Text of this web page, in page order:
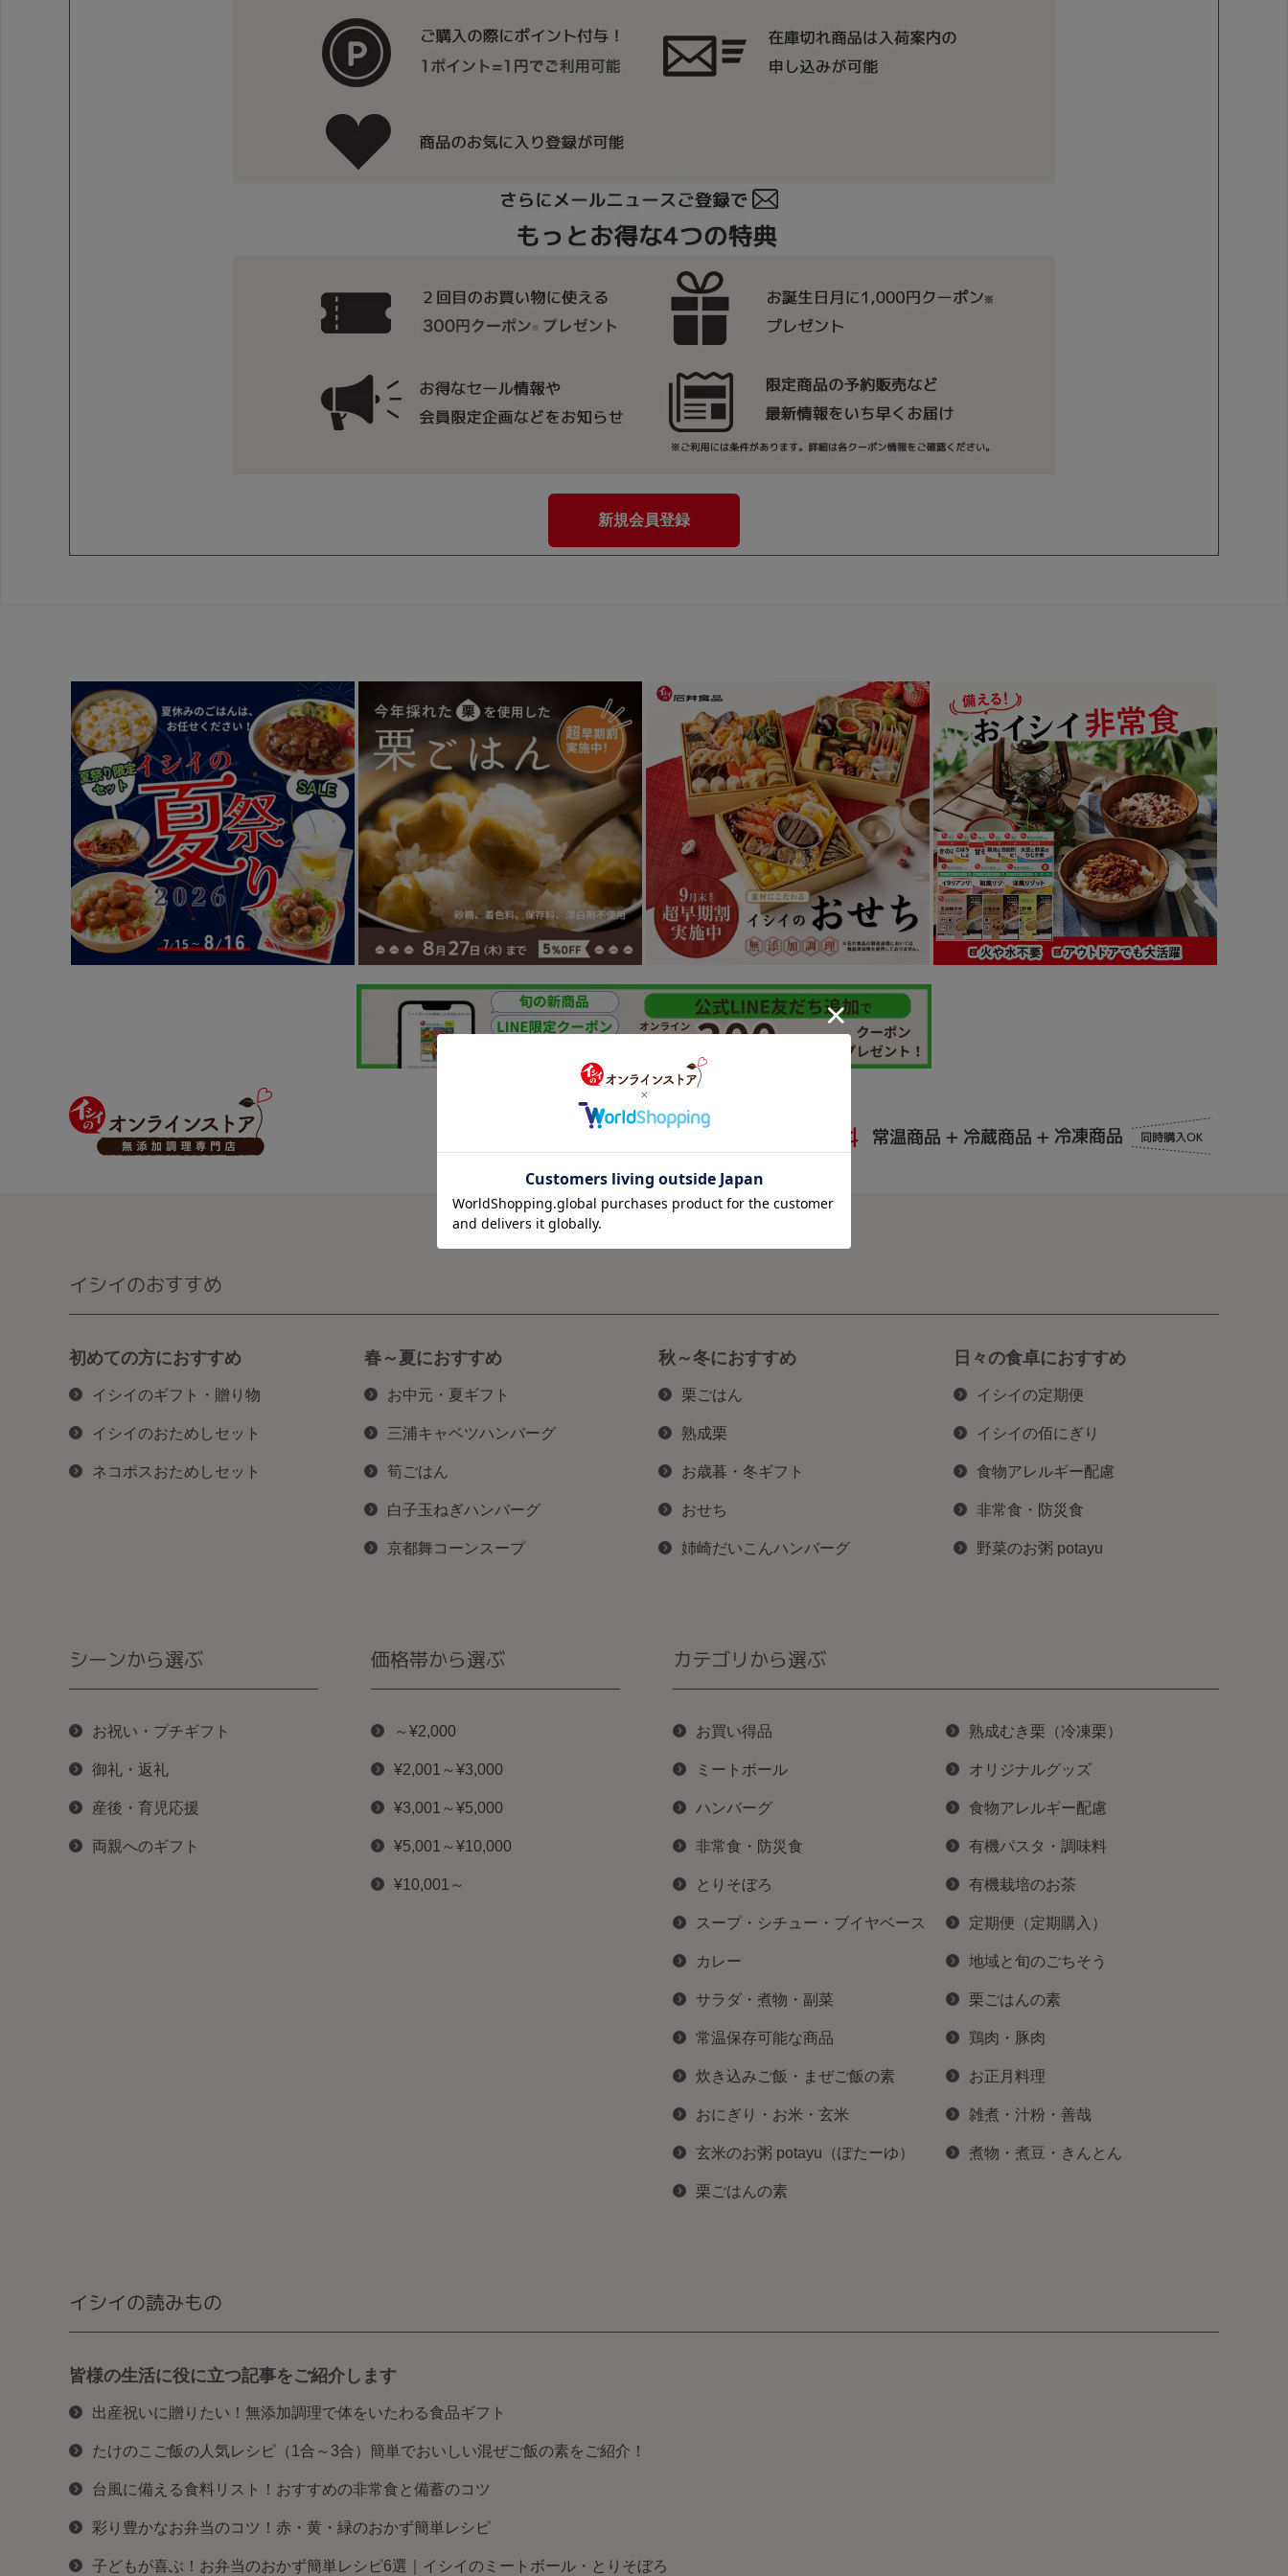
イシイのおすすめ
初めての方におすすめ
イシイのギフト・贈り物
イシイのおためしセット
ネコポスおためしセット
春～夏におすすめ
お中元・夏ギフト
三浦キャベツハンバーグ
筍ごはん
白子玉ねぎハンバーグ
京都舞コーンスープ
秋～冬におすすめ
栗ごはん
熟成栗
お歳暮・冬ギフト
おせち
姉崎だいこんハンバーグ
日々の食卓におすすめ
イシイの定期便
イシイの佰にぎり
食物アレルギー配慮
非常食・防災食
野菜のお粥 potayu
シーンから選ぶ
お祝い・プチギフト
御礼・返礼
産後・育児応援
両親へのギフト
価格帯から選ぶ
～¥2,000
¥2,001～¥3,000
¥3,001～¥5,000
¥5,001～¥10,000
¥10,001～
カテゴリから選ぶ
お買い得品
ミートボール
ハンバーグ
非常食・防災食
とりそぼろ
スープ・シチュー・ブイヤベース
カレー
サラダ・煮物・副菜
常温保存可能な商品
炊き込みご飯・まぜご飯の素
おにぎり・お米・玄米
玄米のお粥 potayu（ぽたーゆ）
栗ごはんの素
熟成むき栗（冷凍栗）
オリジナルグッズ
食物アレルギー配慮
有機パスタ・調味料
有機栽培のお茶
定期便（定期購入）
地域と旬のごちそう
栗ごはんの素
鶏肉・豚肉
お正月料理
雑煮・汁粉・善哉
煮物・煮豆・きんとん
イシイの読みもの
皆様の生活に役に立つ記事をご紹介します
出産祝いに贈りたい！無添加調理で体をいたわる食品ギフト
たけのこご飯の人気レシピ（1合～3合）簡単でおいしい混ぜご飯の素をご紹介！
台風に備える食料リスト！おすすめの非常食と備蓄のコツ
彩り豊かなお弁当のコツ！赤・黄・緑のおかず簡単レシピ
子どもが喜ぶ！お弁当のおかず簡単レシピ6選｜イシイのミートボール・とりそぼろ